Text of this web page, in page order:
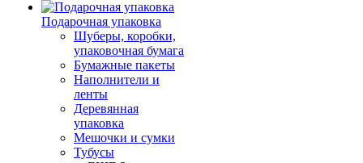
Подарочная упаковка
Шуберы, коробки,
упаковочная бумага
Бумажные пакеты
Наполнители и
ленты
Деревянная
упаковка
Мешочки и сумки
Тубусы